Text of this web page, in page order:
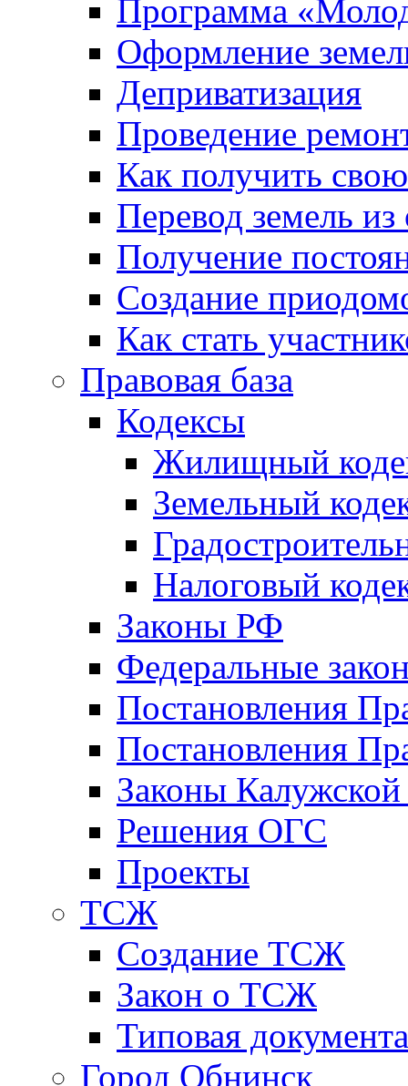
Программа
Оформление
Деприватизация
Проведение
Как получить
Перевод земель
Получение
Создание
Как стать
Правовая база
Кодексы
Жилищный
Земельный
Налоговый
Законы РФ
Федеральные
Постановления
Постановления
Законы Калужской
Решения ОГС
Проекты
ТСЖ
Создание ТСЖ
Закон о ТСЖ
Типовая
Город Обнинск